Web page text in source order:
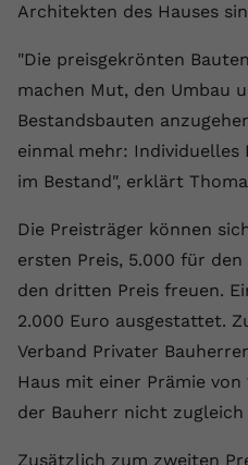
Architekten des Hauses
"Die preisgekrönten
machen Mut, den Umbau
Bestandsbauten
einmal mehr: Individuelles
im Bestand", erklärt
Die Preisträger können
ersten Preis, 5.000 für
den dritten Preis freuen.
2.000 Euro ausgestattet.
Verband Privater
Haus mit einer Prämie von
der Bauherr nicht
Zusätzlich zum zweiten
Anbieter Youtube.com
Laufzeit Session
Zweck
YouTube
speichern,
Videos
Name
Anbieter youtube.com
Laufzeit Session
Dieser von
registriert